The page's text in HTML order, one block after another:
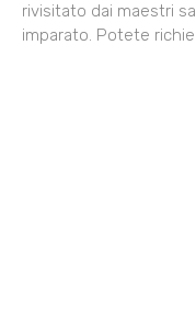
rivisitato dai maestri
imparato. Potete